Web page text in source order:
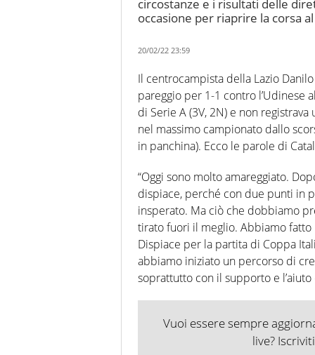
circostanze e i risultati delle
occasione per riaprire la corsa
20/02/22 23:59
Il centrocampista della Lazio
pareggio per 1-1 contro l’Udinese
di Serie A (3V, 2N) e non
nel massimo campionato dallo
in panchina). Ecco le parole di
“Oggi sono molto amareggiato.
dispiace, perché con due punti in
insperato. Ma ciò che dobbiamo
tirato fuori il meglio. Abbiamo fatto
Dispiace per la partita di Coppa
abbiamo iniziato un percorso di
soprattutto con il supporto e l’aiuto
Vuoi essere sempre
live?